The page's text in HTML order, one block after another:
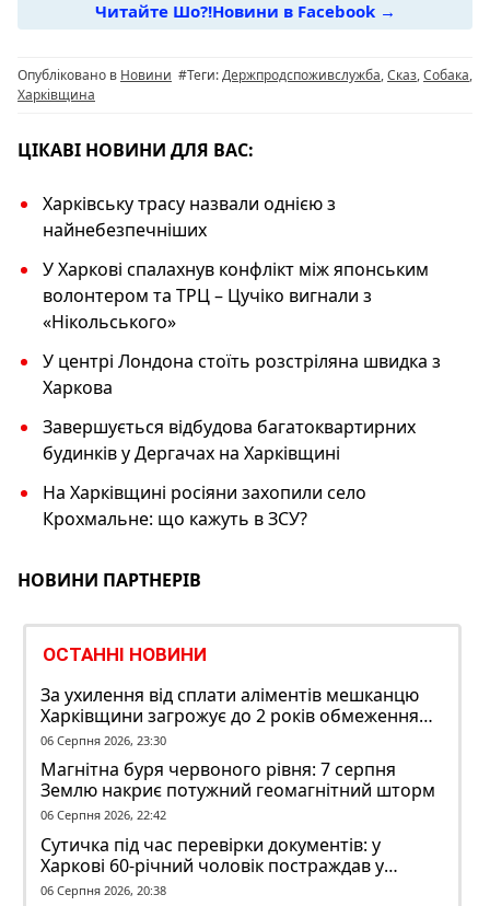
b
o
o
k
ra
m
A
p
Li
n
Читайте Шо?!Новини в Facebook →
Опубліковано в Новини #Теги:Держпродспоживслужба,Сказ,Собака,
Харківщина
ЦІКАВІ НОВИНИ ДЛЯ ВАС:
Харківську трасу назвали однією з
найнебезпечніших
У Харкові спалахнув конфлікт між японським
волонтером та ТРЦ – Цучіко вигнали з
«Нікольського»
У центрі Лондона стоїть розстріляна швидка з
Харкова
Завершується відбудова багатоквартирних
будинків у Дергачах на Харківщині
На Харківщині росіяни захопили село
Крохмальне: що кажуть в ЗСУ?
НОВИНИ ПАРТНЕРІВ
ОСТАННІ НОВИНИ
За ухилення від сплати аліментів мешканцю
Харківщини загрожує до 2 років обмеження
волі
06 Серпня 2026, 23:30
Магнітна буря червоного рівня: 7 серпня
Землю накриє потужний геомагнітний шторм
06 Серпня 2026, 22:42
Сутичка під час перевірки документів: у
Харкові 60-річний чоловік постраждав у
конфлікті з ТЦК
06 Серпня 2026, 20:38